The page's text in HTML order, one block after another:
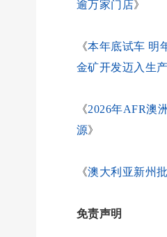
逾万家门店》
《本年底试车 明
金矿开发迈入生
《2026年AFR澳
源》
《澳大利亚新州
免责声明